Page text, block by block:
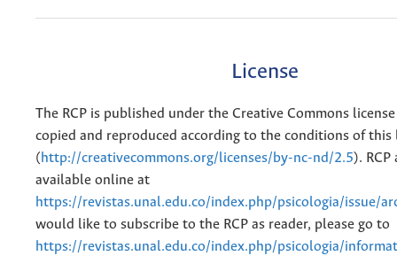
License
The RCP is published under the Creative Commons
copied and reproduced according to the conditions of this
(http://creativecommons.org/licenses/by-nc-nd/2.5).
available online at
https://revistas.unal.edu.co/index.php/psicologia/issue/
would like to subscribe to the RCP as reader, please go to
https://revistas.unal.edu.co/index.php/psicologia/